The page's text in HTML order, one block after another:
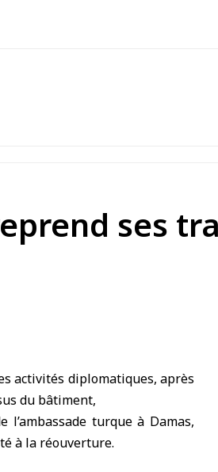
ses
activités diplomatiques, après
du bâtiment,
l’ambassade turque à Damas,
à la réouverture.